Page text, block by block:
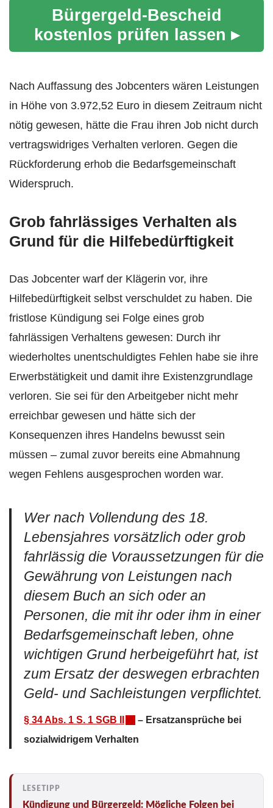
Bürgergeld-Bescheid
kostenlos prüfen lassen ▸
Nach Auffassung des Jobcenters wären Leistungen
in Höhe von 3.972,52 Euro in diesem Zeitraum nicht
nötig gewesen, hätte die Frau ihren Job nicht durch
vertragswidriges Verhalten verloren. Gegen die
Rückforderung erhob die Bedarfsgemeinschaft
Widerspruch.
Grob fahrlässiges Verhalten als
Grund für die Hilfebedürftigkeit
Das Jobcenter warf der Klägerin vor, ihre
Hilfebedürftigkeit selbst verschuldet zu haben. Die
fristlose Kündigung sei Folge eines grob
fahrlässigen Verhaltens gewesen: Durch ihr
wiederholtes unentschuldigtes Fehlen habe sie ihre
Erwerbstätigkeit und damit ihre Existenzgrundlage
verloren. Sie sei für den Arbeitgeber nicht mehr
erreichbar gewesen und hätte sich der
Konsequenzen ihres Handelns bewusst sein
müssen – zumal zuvor bereits eine Abmahnung
wegen Fehlens ausgesprochen worden war.
Wer nach Vollendung des 18.
Lebensjahres vorsätzlich oder grob
fahrlässig die Voraussetzungen für die
Gewährung von Leistungen nach
diesem Buch an sich oder an
Personen, die mit ihr oder ihm in einer
Bedarfsgemeinschaft leben, ohne
wichtigen Grund herbeigeführt hat, ist
zum Ersatz der deswegen erbrachten
Geld- und Sachleistungen verpflichtet.
§ 34 Abs. 1 S. 1 SGB II
– Ersatzansprüche bei
sozialwidrigem Verhalten
Kündigung und Bürgergeld: Mögliche Folgen bei